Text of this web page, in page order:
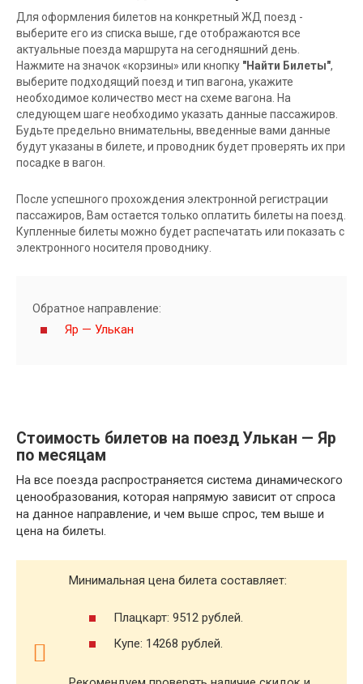
Для оформления билетов на конкретный ЖД поезд -
выберите его из списка выше, где отображаются все
актуальные поезда маршрута на сегодняшний день.
Нажмите на значок «корзины» или кнопку "Найти Билеты",
выберите подходящий поезд и тип вагона, укажите
необходимое количество мест на схеме вагона. На
следующем шаге необходимо указать данные пассажиров.
Будьте предельно внимательны, введенные вами данные
будут указаны в билете, и проводник будет проверять их при
посадке в вагон.
После успешного прохождения электронной регистрации
пассажиров, Вам остается только оплатить билеты на поезд.
Купленные билеты можно будет распечатать или показать с
электронного носителя проводнику.
Обратное направление:
Яр — Улькан
Стоимость билетов на поезд Улькан — Яр
по месяцам
На все поезда распространяется система динамического
ценообразования, которая напрямую зависит от спроса
на данное направление, и чем выше спрос, тем выше и
цена на билеты.
Минимальная цена билета составляет:
Плацкарт: 9512 рублей.
Купе: 14268 рублей.